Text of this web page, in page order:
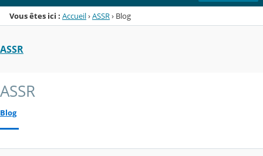
Vous êtes ici : Accueil›ASSR› Blog
ASSR
ASSR
Blog